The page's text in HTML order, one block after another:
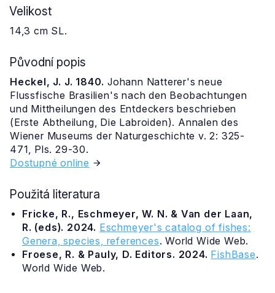
Velikost
14,3 cm SL.
Původní popis
Heckel, J. J. 1840. Johann Natterer's neue
Flussfische Brasilien's nach den Beobachtungen
und Mittheilungen des Entdeckers beschrieben
(Erste Abtheilung, Die Labroiden). Annalen des
Wiener Museums der Naturgeschichte v. 2: 325-
471, Pls. 29-30.
Dostupné online
Použitá literatura
Fricke, R., Eschmeyer, W. N. & Van der Laan,
R. (eds). 2024. Eschmeyer's catalog of fishes:
Genera, species, references. World Wide Web.
Froese, R. & Pauly, D. Editors. 2024. FishBase.
World Wide Web.